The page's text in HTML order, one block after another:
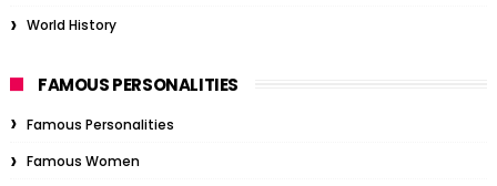
World History
FAMOUS PERSONALITIES
Famous Personalities
Famous Women